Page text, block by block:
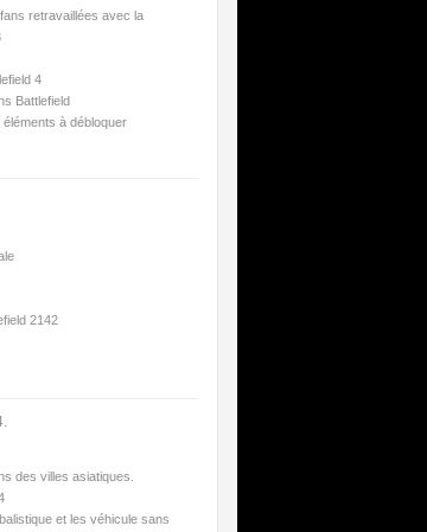
retravaillées avec la
4
Battlefield
à débloquer
2142
des villes asiatiques.
et les véhicule sans